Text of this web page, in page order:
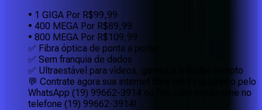
• 1 GIGA Por R$99,99
• 400 MEGA Por R$89,99
• 800 MEGA Por R$109,99
✅ Fibra óptica de ponta a ponta
✅ Sem franquia de dados
✅ Ultraestável para vídeos, games e trabalho remoto
💬 Contrate agora sua internet fibra em Pirapozinho pelo
WhatsApp (19) 99662-3914 ou fale com nosso time no
telefone (19) 99662-3914!